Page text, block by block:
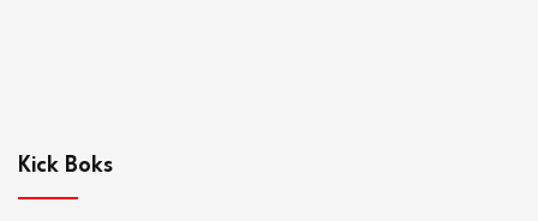
Kick Boks